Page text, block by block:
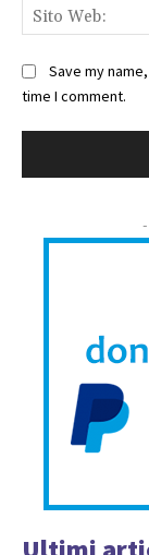
Save my
time I comment.
-